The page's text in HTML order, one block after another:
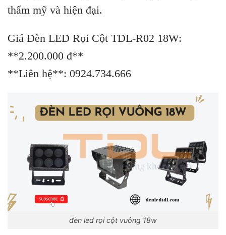
thẩm mỹ và hiện đại.
Giá Đèn LED Rọi Cột TDL-R02 18W:
**2.200.000 đ**
**Liên hệ**: 0924.734.666
đèn led rọi cột vuông 18w